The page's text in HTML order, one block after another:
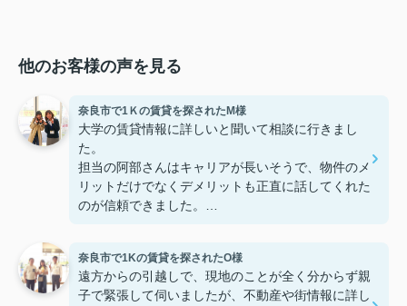
他のお客様の声を見る
奈良市で1Ｋの賃貸を探されたM様
大学の賃貸情報に詳しいと聞いて相談に行きまし
た。
担当の阿部さんはキャリアが長いそうで、物件のメ
リットだけでなくデメリットも正直に話してくれた
のが信頼できました。
す。
奈良市で1Kの賃貸を探されたO様
遠方からの引越しで、現地のことが全く分からず親
子で緊張して伺いましたが、不動産や街情報に詳し